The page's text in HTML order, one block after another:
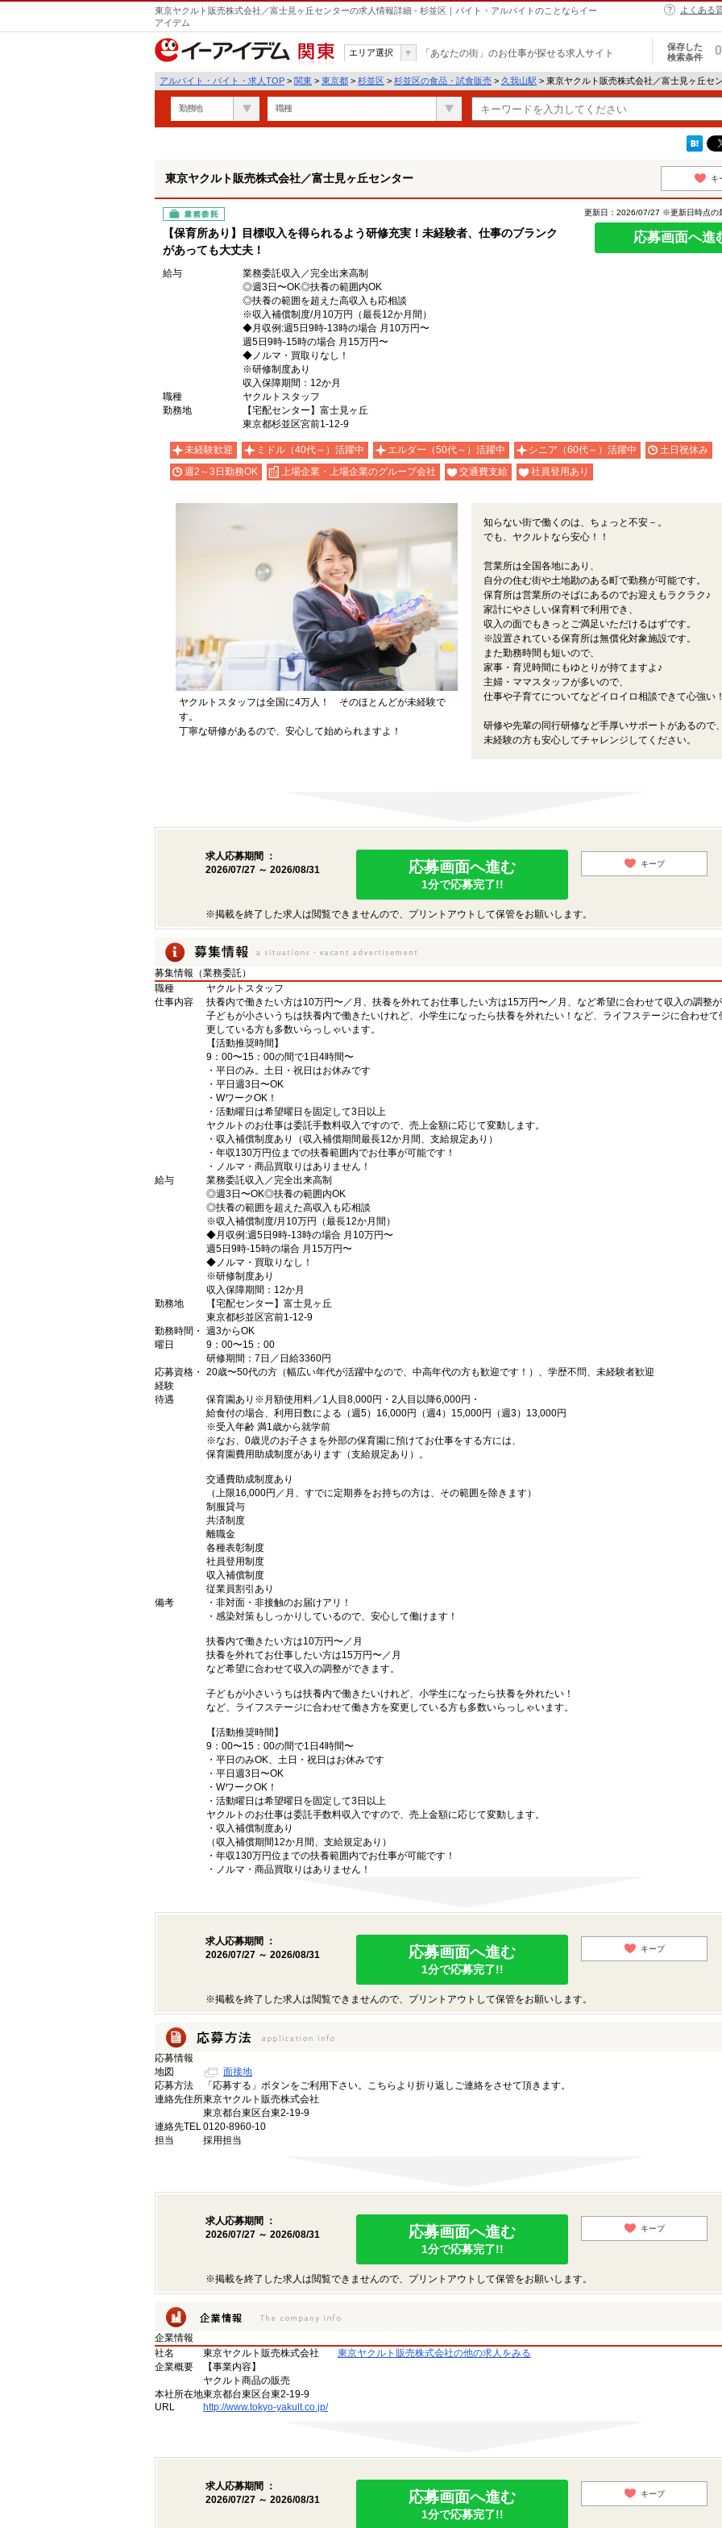
東京ヤクルト販売株式会社／富士見ヶ丘センターの求人情報詳細 - 杉並区｜バイト・アルバイトのことならイー
アイデム
よくある
関東
エリア選択 「あなたの街」のお仕事が探せる求人サイト
保存した
検索条件
0
アルバイト・バイト・求人TOP > 関東 > 東京都 > 杉並区 > 杉並区の食品・試食販売 > 久我山駅 > 東京ヤクルト販売株式会社／富士見ヶ丘セ
勤務地 職種
東京ヤクルト販売株式会社／富士見ヶ丘センター キ
業務委託
【保育所あり】目標収入を得られるよう研修充実！未経験者、仕事のブランク
があっても大丈夫！
更新日：2026/07/27 ※更新日時点の
応募画面へ進
給与
業務委託収入／完全出来高制
◎週3日〜OK◎扶養の範囲内OK
◎扶養の範囲を超えた高収入も応相談
※収入補償制度/月10万円（最長12か月間）
◆月収例:週5日9時-13時の場合 月10万円〜
週5日9時-15時の場合 月15万円〜
◆ノルマ・買取りなし！
※研修制度あり
収入保障期間：12か月
職種
ヤクルトスタッフ
勤務地
【宅配センター】富士見ヶ丘
東京都杉並区宮前1-12-9
未経験歓迎 ミドル（40代～）活躍中 エルダー（50代～）活躍中 シニア（60代～）活躍中
土日祝休み
週2～3日勤務OK
上場企業・上場企業のグループ会社 交通費支給 社員登用あり
ヤクルトスタッフは全国に4万人！ そのほとんどが未経験で
す。
丁寧な研修があるので、安心して始められますよ！
知らない街で働くのは、ちょっと不安－。
でも、ヤクルトなら安心！！
営業所は全国各地にあり、
自分の住む街や土地勘のある町で勤務が可能です。
保育所は営業所のそばにあるのでお迎えもラクラク♪
家計にやさしい保育料で利用でき、
収入の面でもきっとご満足いただけるはずです。
※設置されている保育所は無償化対象施設です。
また勤務時間も短いので、
家事・育児時間にもゆとりが持てますよ♪
主婦・ママスタッフが多いので、
仕事や子育てについてなどイロイロ相談できて心強い！
研修や先輩の同行研修など手厚いサポートがあるので、
未経験の方も安心してチャレンジしてください。
求人応募期間 ：
2026/07/27 ～ 2026/08/31
応募画面へ進む
1分で応募完了!!
キープ
※掲載を終了した求人は閲覧できませんので、プリントアウトして保管をお願いします。
募集情報（業務委託）
職種
ヤクルトスタッフ
仕事内容
扶養内で働きたい方は10万円〜／月、扶養を外れてお仕事したい方は15万円〜／月、など希望に合わせて収入の調整が
子どもが小さいうちは扶養内で働きたいけれど、小学生になったら扶養を外れたい！など、ライフステージに合わせて
更している方も多数いらっしゃいます。
【活動推奨時間】
9：00〜15：00の間で1日4時間〜
・平日のみ。土日・祝日はお休みです
・平日週3日〜OK
・WワークOK！
・活動曜日は希望曜日を固定して3日以上
ヤクルトのお仕事は委託手数料収入ですので、売上金額に応じて変動します。
・収入補償制度あり（収入補償期間最長12か月間、支給規定あり）
・年収130万円位までの扶養範囲内でお仕事が可能です！
・ノルマ・商品買取りはありません！
給与
業務委託収入／完全出来高制
◎週3日〜OK◎扶養の範囲内OK
◎扶養の範囲を超えた高収入も応相談
※収入補償制度/月10万円（最長12か月間）
◆月収例:週5日9時-13時の場合 月10万円〜
週5日9時-15時の場合 月15万円〜
◆ノルマ・買取りなし！
※研修制度あり
収入保障期間：12か月
勤務地
【宅配センター】富士見ヶ丘
東京都杉並区宮前1-12-9
勤務時間・
曜日
週3からOK
9：00〜15：00
研修期間：7日／日給3360円
応募資格・
経験
20歳〜50代の方（幅広い年代が活躍中なので、中高年代の方も歓迎です！）、学歴不問、未経験者歓迎
待遇
保育園あり※月額使用料／1人目8,000円・2人目以降6,000円・
給食付の場合、利用日数による（週5）16,000円（週4）15,000円（週3）13,000円
※受入年齢 満1歳から就学前
※なお、0歳児のお子さまを外部の保育園に預けてお仕事をする方には、
保育園費用助成制度があります（支給規定あり）。
交通費助成制度あり
（上限16,000円／月、すでに定期券をお持ちの方は、その範囲を除きます）
制服貸与
共済制度
離職金
各種表彰制度
社員登用制度
収入補償制度
従業員割引あり
備考
・非対面・非接触のお届けアリ！
・感染対策もしっかりしているので、安心して働けます！
扶養内で働きたい方は10万円〜／月
扶養を外れてお仕事したい方は15万円〜／月
など希望に合わせて収入の調整ができます。
子どもが小さいうちは扶養内で働きたいけれど、小学生になったら扶養を外れたい！
など、ライフステージに合わせて働き方を変更している方も多数いらっしゃいます。
【活動推奨時間】
9：00〜15：00の間で1日4時間〜
・平日のみOK、土日・祝日はお休みです
・平日週3日〜OK
・WワークOK！
・活動曜日は希望曜日を固定して3日以上
ヤクルトのお仕事は委託手数料収入ですので、売上金額に応じて変動します。
・収入補償制度あり
（収入補償期間12か月間、支給規定あり）
・年収130万円位までの扶養範囲内でお仕事が可能です！
・ノルマ・商品買取りはありません！
求人応募期間 ：
2026/07/27 ～ 2026/08/31
応募画面へ進む
1分で応募完了!!
キープ
※掲載を終了した求人は閲覧できませんので、プリントアウトして保管をお願いします。
応募情報
地図
面接地
応募方法
「応募する」ボタンをご利用下さい。こちらより折り返しご連絡をさせて頂きます。
連絡先住所東京ヤクルト販売株式会社
東京都台東区台東2-19-9
連絡先TEL0120-8960-10
担当
採用担当
求人応募期間 ：
2026/07/27 ～ 2026/08/31
応募画面へ進む
1分で応募完了!!
キープ
※掲載を終了した求人は閲覧できませんので、プリントアウトして保管をお願いします。
企業情報
社名
東京ヤクルト販売株式会社
東京ヤクルト販売株式会社の他の求人をみる
企業概要
【事業内容】
ヤクルト商品の販売
本社所在地東京都台東区台東2-19-9
URL
http://www.tokyo-yakult.co.jp/
求人応募期間 ：
2026/07/27 ～ 2026/08/31
応募画面へ進む
1分で応募完了!!
キープ